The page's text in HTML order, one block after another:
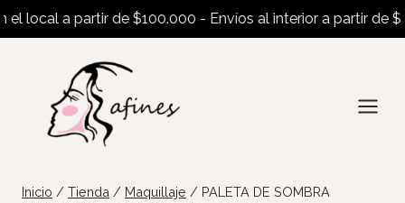
a partir de $100.000 - Envíos al interior a partir de
contenido
Inicio / Tienda / Maquillaje / PALETA DE SOMBRA